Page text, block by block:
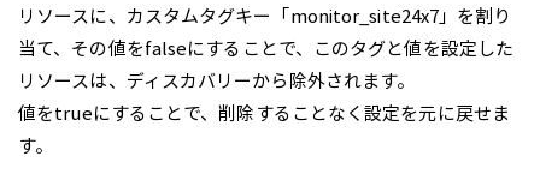
リソースに、カスタムタグキー「monitor_site24x7」を割り
当て、その値をfalseにすることで、このタグと値を設定した
リソースは、ディスカバリーから除外されます。
値をtrueにすることで、削除することなく設定を元に戻せま
す。